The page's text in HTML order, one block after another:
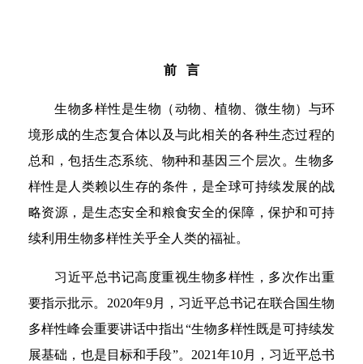
前 言
生物多样性是生物（动物、植物、微生物）与环
境形成的生态复合体以及与此相关的各种生态过程的
总和，包括生态系统、物种和基因三个层次。生物多
样性是人类赖以生存的条件，是全球可持续发展的战
略资源，是生态安全和粮食安全的保障，保护和可持
续利用生物多样性关乎全人类的福祉。
习近平总书记高度重视生物多样性，多次作出重
要指示批示。2020年9月，习近平总书记在联合国生物
多样性峰会重要讲话中指出“生物多样性既是可持续发
展基础，也是目标和手段”。2021年10月，习近平总书